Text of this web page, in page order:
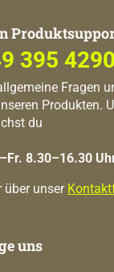
395
Fragen
Produkten.
du
8.30–16.30
über unser
uns